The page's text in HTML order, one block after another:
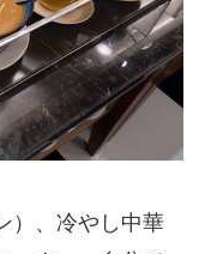
）、冷やし中華